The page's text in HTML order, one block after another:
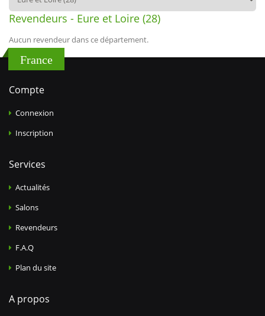
Revendeurs - Eure et Loire (28)
Aucun revendeur dans ce département.
France
Compte
Connexion
Inscription
Services
Actualités
Salons
Revendeurs
F.A.Q
Plan du site
A propos